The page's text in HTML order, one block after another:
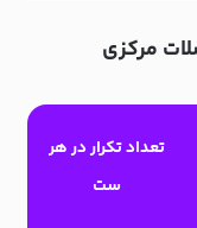
مرکزی
تعداد تکرار در هر
ست